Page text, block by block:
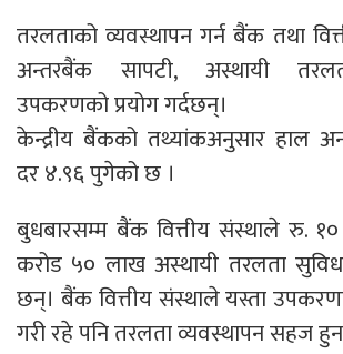
तरलताको व्यवस्थापन गर्न बैंक तथा
अन्तरबैंक सापटी, अस्थायी
उपकरणको प्रयोग गर्दछन्।
केन्द्रीय बैंकको तथ्यांकअनुसार हाल
दर ४.९६ पुगेको छ ।
बुधबारसम्म बैंक वित्तीय संस्थाले रु.
करोड ५० लाख अस्थायी तरलता
छन्। बैंक वित्तीय संस्थाले यस्ता
गरी रहे पनि तरलता व्यवस्थापन सहज